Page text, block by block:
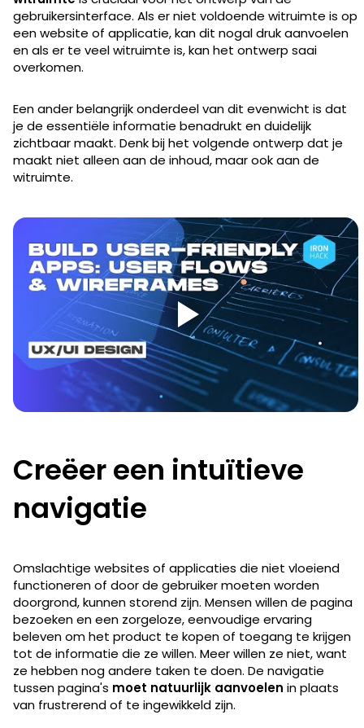
gebruikersinterface. Als er niet voldoende witruimte is op
een website of applicatie, kan dit nogal druk aanvoelen
en als er te veel witruimte is, kan het ontwerp saai
overkomen.
Een ander belangrijk onderdeel van dit evenwicht is dat
je de essentiële informatie benadrukt en duidelijk
zichtbaar maakt. Denk bij het volgende ontwerp dat je
maakt niet alleen aan de inhoud, maar ook aan de
witruimte.
Creëer een intuïtieve
navigatie
Omslachtige websites of applicaties die niet vloeiend
functioneren of door de gebruiker moeten worden
doorgrond, kunnen storend zijn. Mensen willen de pagina
bezoeken en een zorgeloze, eenvoudige ervaring
beleven om het product te kopen of toegang te krijgen
tot de informatie die ze willen. Meer willen ze niet, want
ze hebben nog andere taken te doen. De navigatie
tussen pagina's moet natuurlijk aanvoelen in plaats
van frustrerend of te ingewikkeld zijn.